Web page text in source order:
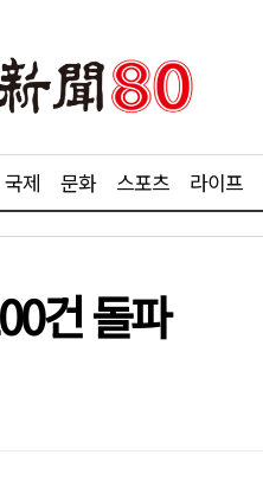
국제 문화 스포츠 라이프
건 돌파